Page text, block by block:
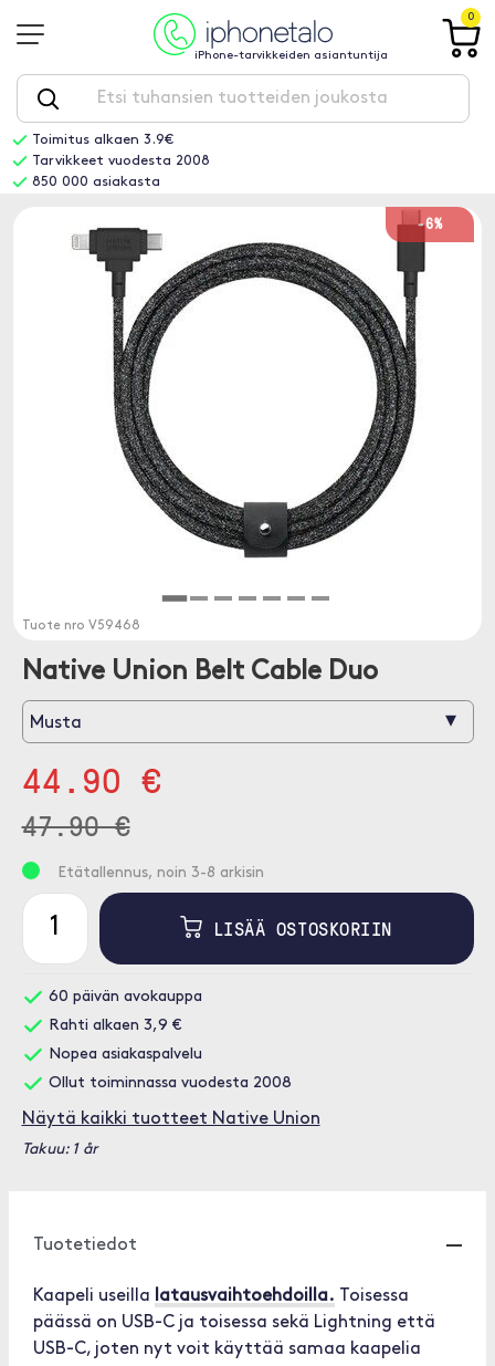
iPhone-tarvikkeiden asiantuntija
0
Toimitus alkaen 3.9€
Tarvikkeet vuodesta 2008
850 000 asiakasta
-6%
Tuote nro V59468
Native Union Belt Cable Duo
Musta ▾
44.90 €
47.90 €
Etätallennus, noin 3-8 arkisin
LISÄÄ OSTOSKORIIN
60 päivän avokauppa
Rahti alkaen 3,9 €
Nopea asiakaspalvelu
Ollut toiminnassa vuodesta 2008
Näytä kaikki tuotteet Native Union
Takuu: 1 år
Tuotetiedot
Kaapeli useilla latausvaihtoehdoilla. Toisessa
päässä on USB-C ja toisessa sekä Lightning että
USB-C, joten nyt voit käyttää samaa kaapelia